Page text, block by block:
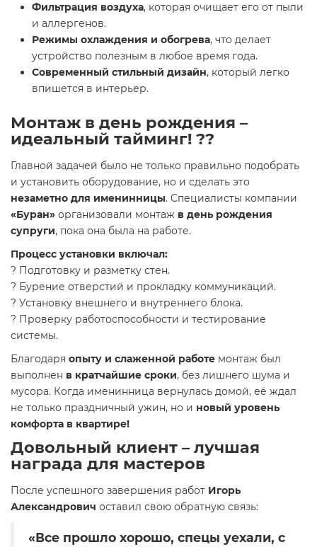
Фильтрация воздуха, которая очищает его от пыли
и аллергенов.
Режимы охлаждения и обогрева, что делает
устройство полезным в любое время года.
Современный стильный дизайн, который легко
впишется в интерьер.
Монтаж в день рождения –
идеальный тайминг! ??
Главной задачей было не только правильно подобрать
и установить оборудование, но и сделать это
незаметно для именинницы. Специалисты компании
«Буран» организовали монтаж в день рождения
супруги, пока она была на работе.
Процесс установки включал:
? Подготовку и разметку стен.
? Бурение отверстий и прокладку коммуникаций.
? Установку внешнего и внутреннего блока.
? Проверку работоспособности и тестирование
системы.
Благодаря опыту и слаженной работе монтаж был
выполнен в кратчайшие сроки, без лишнего шума и
мусора. Когда именинница вернулась домой, её ждал
не только праздничный ужин, но и новый уровень
комфорта в квартире!
Довольный клиент – лучшая
награда для мастеров
После успешного завершения работ Игорь
Александрович оставил свою обратную связь:
«Все прошло хорошо, спецы уехали, с